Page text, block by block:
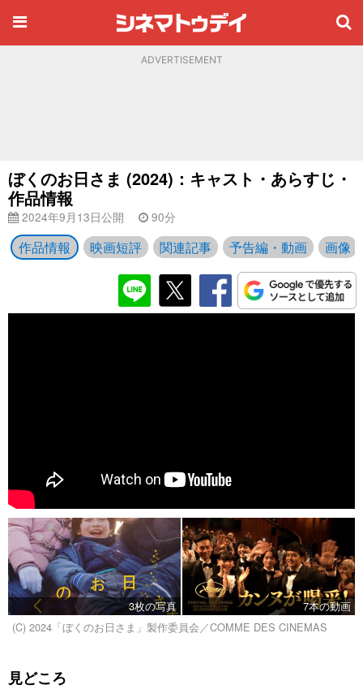
ADVERTISEMENT
ぼくのお日さま (2024)：キャスト・あらすじ・
作品情報
2024年9月13日公開 90分
作品情報 映画短評 関連記事 予告編・動画 画像
3枚の写真
7本の動画
(C) 2024「ぼくのお日さま」製作委員会／COMME DES CINEMAS
見どころ